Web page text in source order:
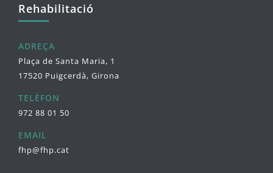
Rehabilitació
ADREÇA
Plaça de Santa Maria, 1
17520 Puigcerdà, Girona
TELÈFON
972 88 01 50
EMAIL
fhp@fhp.cat